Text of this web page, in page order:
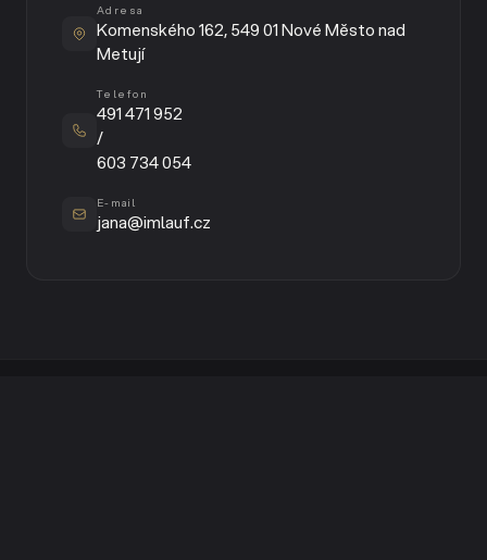
Adresa
Komenského 162, 549 01 Nové Město nad
Metují
Telefon
491 471 952
/
603 734 054
E-mail
jana@imlauf.cz